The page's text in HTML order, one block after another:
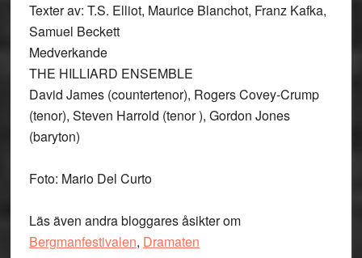
Texter av: T.S. Elliot, Maurice Blanchot, Franz Kafka,
Samuel Beckett
Medverkande
THE HILLIARD ENSEMBLE
David James (countertenor), Rogers Covey-Crump
(tenor), Steven Harrold (tenor ), Gordon Jones
(baryton)
Foto: Mario Del Curto
Läs även andra bloggares åsikter om
Bergmanfestivalen, Dramaten